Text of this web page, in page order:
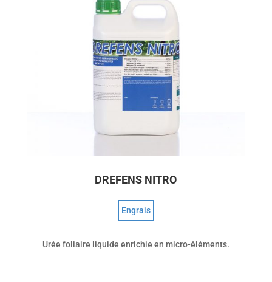
DREFENS NITRO
Engrais
Urée foliaire liquide enrichie en micro-éléments.